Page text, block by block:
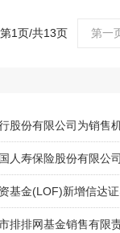
第1页/共13页 第一
股份有限公司为销售
人寿保险股份有限公
基金(LOF)新增信达
排排网基金销售有限